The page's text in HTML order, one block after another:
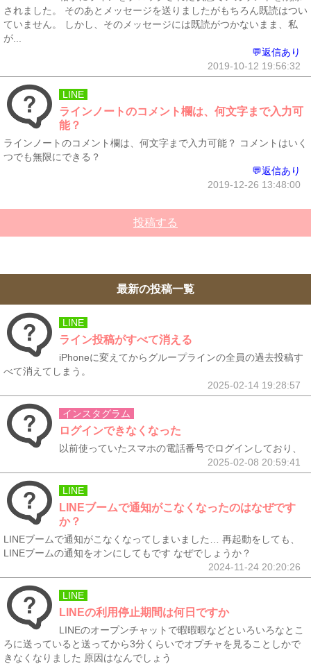
されました。 そのあとメッセージを送りましたがもちろん既読はつい
ていません。 しかし、そのメッセージには既読がつかないまま、私
が...
💬返信あり
2019-10-12 19:56:32
LINE
ラインノートのコメント欄は、何文字まで入力可
能？
ラインノートのコメント欄は、何文字まで入力可能？ コメントはいく
つでも無限にできる？
💬返信あり
2019-12-26 13:48:00
投稿する
最新の投稿一覧
LINE
ライン投稿がすべて消える
iPhoneに変えてからグループラインの全員の過去投稿す
べて消えてしまう。
2025-02-14 19:28:57
インスタグラム
ログインできなくなった
以前使っていたスマホの電話番号でログインしており、
2025-02-08 20:59:41
LINE
LINEブームで通知がこなくなったのはなぜです
か？
LINEブームで通知がこなくなってしまいました… 再起動をしても、
LINEブームの通知をオンにしてもです なぜでしょうか？
2024-11-24 20:20:26
LINE
LINEの利用停止期間は何日ですか
LINEのオープンチャットで暇暇暇などといろいろなとこ
ろに送っていると送ってから3分くらいでオプチャを見ることしかで
きなくなりました 原因はなんでしょう